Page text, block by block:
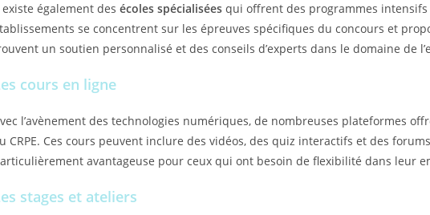
existe également des écoles spécialisées qui offrent des programmes intensifs
se concentrent sur les épreuves spécifiques du concours et
un soutien personnalisé et des conseils d’experts dans le domaine de
cours en ligne
l’avènement des technologies numériques, de nombreuses plateformes
CRPE. Ces cours peuvent inclure des vidéos, des quiz interactifs et des
avantageuse pour ceux qui ont besoin de flexibilité dans leur
stages et ateliers